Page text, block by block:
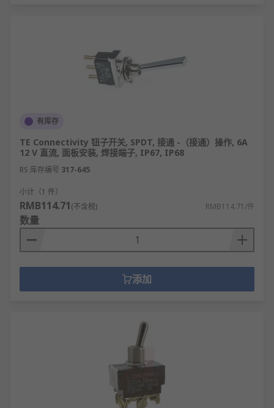
有库存
TE Connectivity 钮子开关, SPDT, 接通 -（接通）操作, 6A
12 V 直流, 面板安装, 焊接端子, IP67, IP68
RS 库存编号 317-645
小计（1 件）
RMB114.71(不含税) RMB114.71/件
数量
添加